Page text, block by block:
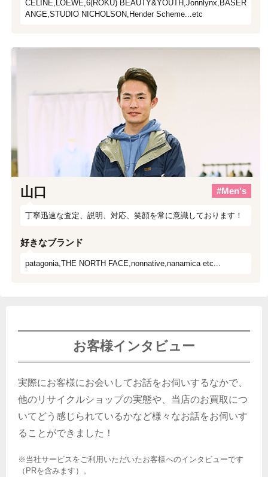
CELINE,LOEWE,6(ROKU) BEAUTY&YOUTH,Jonnlynx,BASER
ANGE,STUDIO NICHOLSON,Hender Scheme...etc
山口 #Men's
丁寧迅速な査定、説明、対応、笑顔を常に意識しております！
好きなブランド
patagonia,THE NORTH FACE,nonnative,nanamica etc...
お客様インタビュー
実際にお客様にお会いしてお話をお伺いするなかで、
他のリサイクルショップの実態や、当店のお買取につ
いてどう感じられているかなど様々なお話をお伺いす
ることができました！
※当社サービスをご利用いただいたお客様へのインタビューです
（PRを含みます）。